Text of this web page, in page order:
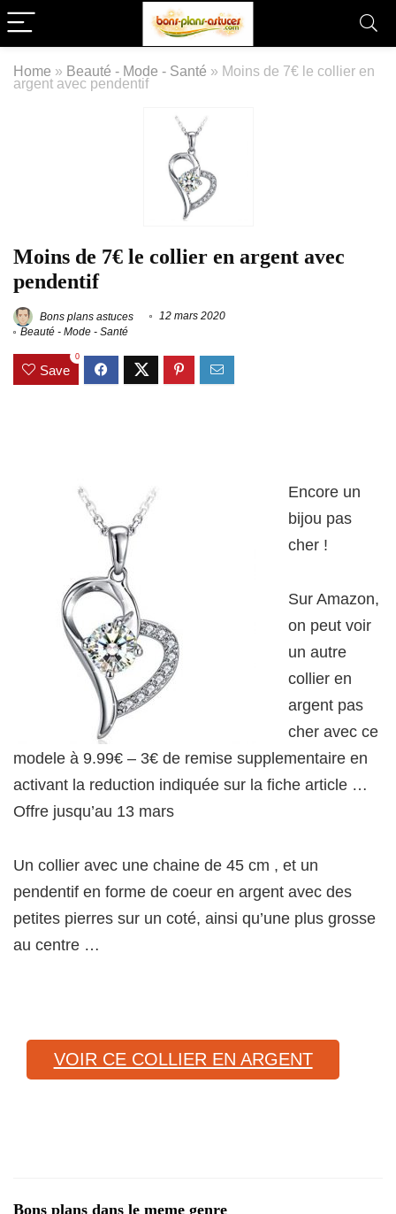
Home » Beauté - Mode - Santé » Moins de 7€ le collier en
argent avec pendentif
Moins de 7€ le collier en argent avec
pendentif
Bons plans astuces
12 mars 2020
Beauté - Mode - Santé
Save
0
Encore un
bijou pas
cher !
Sur Amazon,
on peut voir
un autre
collier en
argent pas
cher avec ce
modele à 9.99€ – 3€ de remise supplementaire en
activant la reduction indiquée sur la fiche article …
Offre jusqu’au 13 mars
Un collier avec une chaine de 45 cm , et un
pendentif en forme de coeur en argent avec des
petites pierres sur un coté, ainsi qu’une plus grosse
au centre …
VOIR CE COLLIER EN ARGENT
Bons plans dans le meme genre